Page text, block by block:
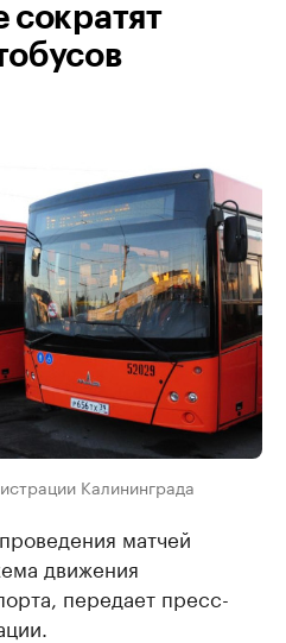
сократят
Калининграда
матчей
движения
передает пресс-